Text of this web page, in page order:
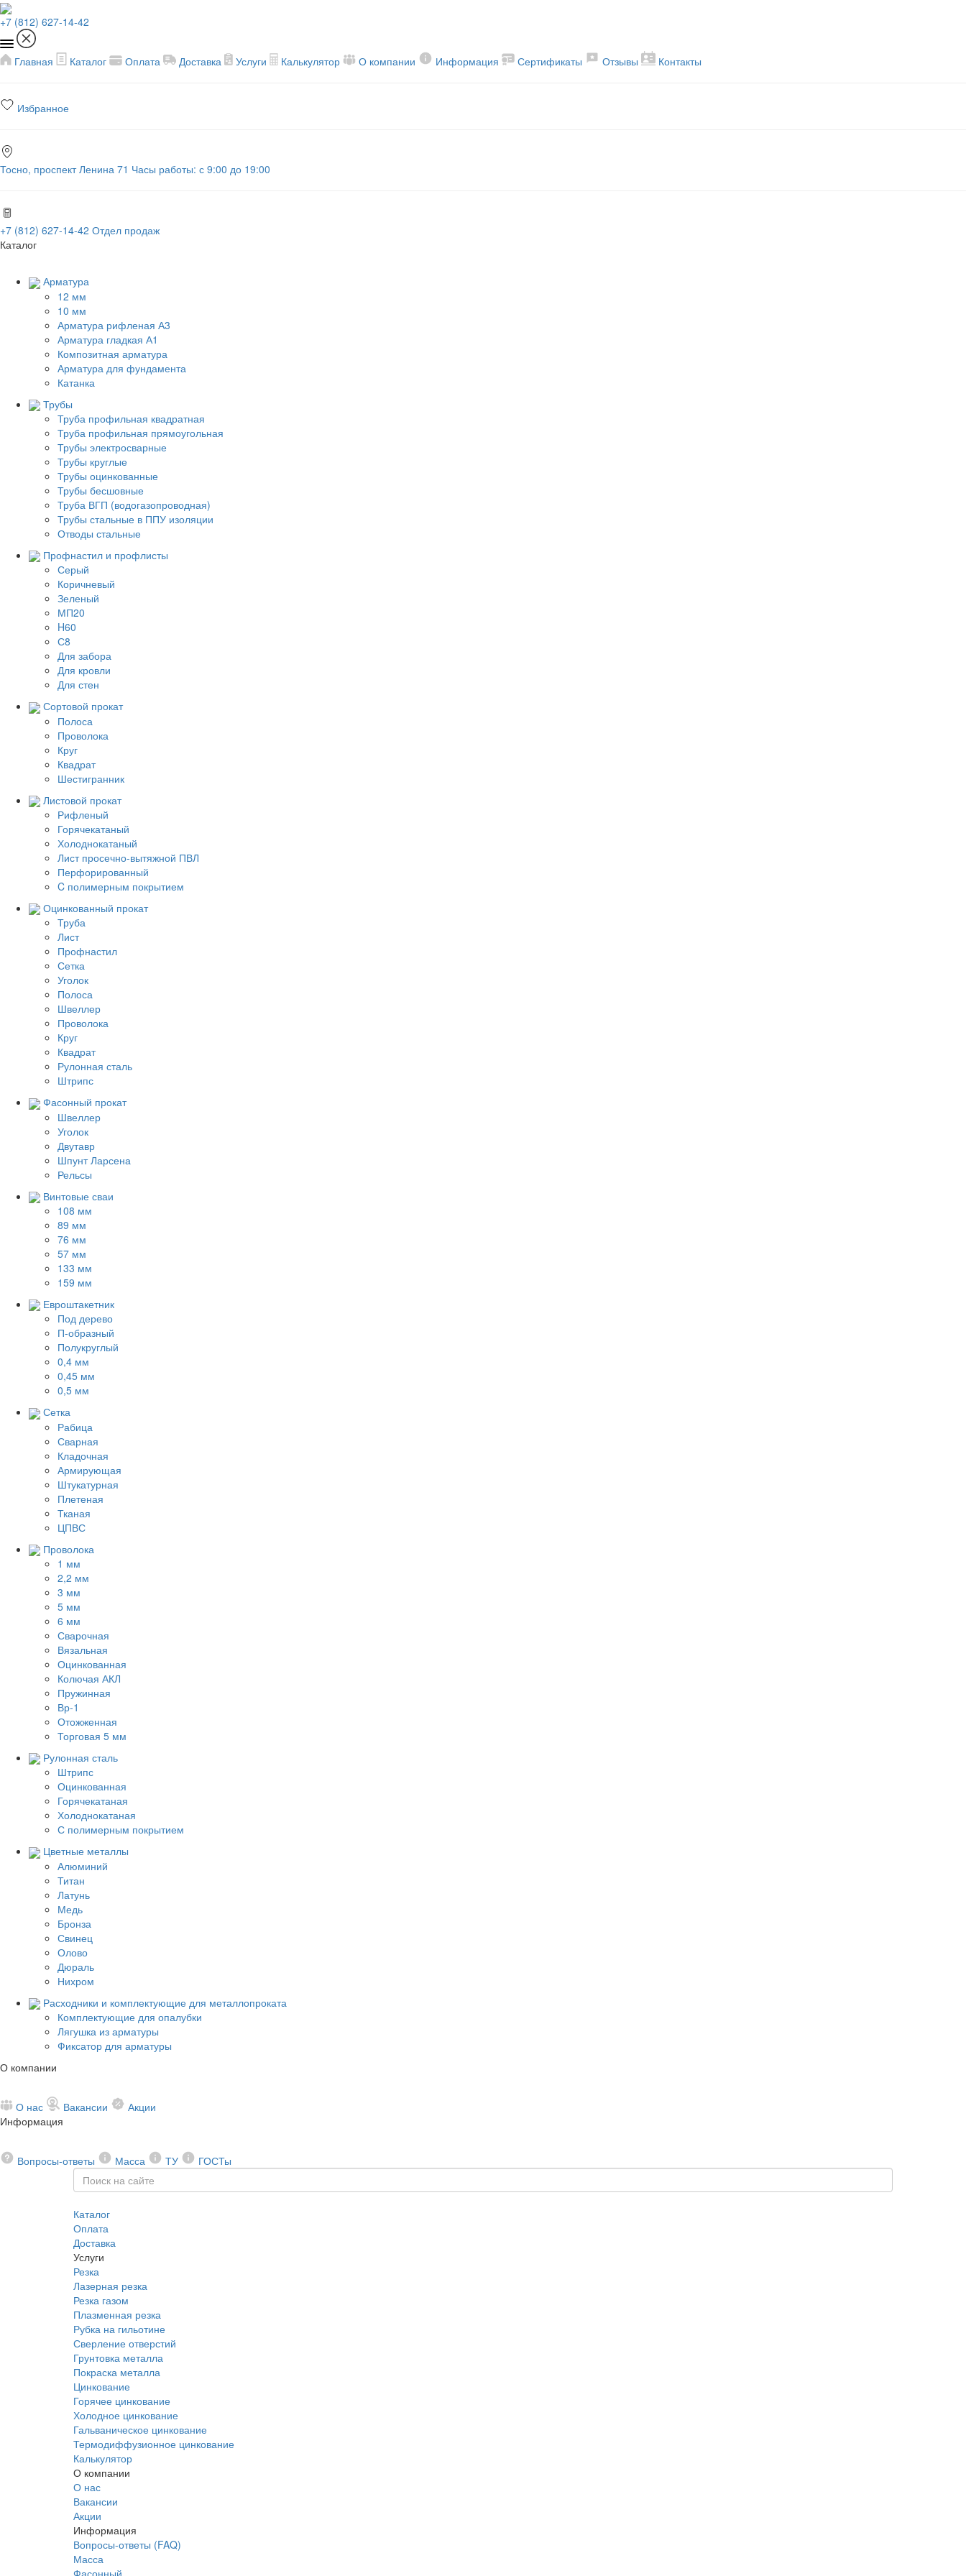
+7 (812) 627-14-42
Главная Каталог Оплата Доставка Услуги Калькулятор О компании Информация Сертификаты Отзывы Контакты
Избранное
Тосно, проспект Ленина 71 Часы работы: с 9:00 до 19:00
+7 (812) 627-14-42 Отдел продаж
Каталог
Арматура
12 мм
10 мм
Арматура рифленая А3
Арматура гладкая А1
Композитная арматура
Арматура для фундамента
Катанка
Трубы
Труба профильная квадратная
Труба профильная прямоугольная
Трубы электросварные
Трубы круглые
Трубы оцинкованные
Трубы бесшовные
Труба ВГП (водогазопроводная)
Трубы стальные в ППУ изоляции
Отводы стальные
Профнастил и профлисты
Серый
Коричневый
Зеленый
МП20
H60
С8
Для забора
Для кровли
Для стен
Сортовой прокат
Полоса
Проволока
Круг
Квадрат
Шестигранник
Листовой прокат
Рифленый
Горячекатаный
Холоднокатаный
Лист просечно-вытяжной ПВЛ
Перфорированный
C полимерным покрытием
Оцинкованный прокат
Труба
Лист
Профнастил
Сетка
Уголок
Полоса
Швеллер
Проволока
Круг
Квадрат
Рулонная сталь
Штрипс
Фасонный прокат
Швеллер
Уголок
Двутавр
Шпунт Ларсена
Рельсы
Винтовые сваи
108 мм
89 мм
76 мм
57 мм
133 мм
159 мм
Евроштакетник
Под дерево
П-образный
Полукруглый
0,4 мм
0,45 мм
0,5 мм
Сетка
Рабица
Сварная
Кладочная
Армирующая
Штукатурная
Плетеная
Тканая
ЦПВС
Проволока
1 мм
2,2 мм
3 мм
5 мм
6 мм
Сварочная
Вязальная
Оцинкованная
Колючая АКЛ
Пружинная
Вр-1
Отожженная
Торговая 5 мм
Рулонная сталь
Штрипс
Оцинкованная
Горячекатаная
Холоднокатаная
С полимерным покрытием
Цветные металлы
Алюминий
Титан
Латунь
Медь
Бронза
Свинец
Олово
Дюраль
Нихром
Расходники и комплектующие для металлопроката
Комплектующие для опалубки
Лягушка из арматуры
Фиксатор для арматуры
О компании
О нас Вакансии
Акции
Информация
Вопросы-ответы Масса ТУ ГОСТы
Каталог
Оплата
Доставка
Услуги
Резка
Лазерная резка
Резка газом
Плазменная резка
Рубка на гильотине
Сверление отверстий
Грунтовка металла
Покраска металла
Цинкование
Горячее цинкование
Холодное цинкование
Гальваническое цинкование
Термодиффузионное цинкование
Калькулятор
О компании
О нас
Вакансии
Акции
Информация
Вопросы-ответы (FAQ)
Масса
Фасонный